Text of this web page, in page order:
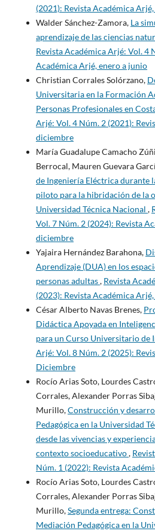
(2021): Revista Académica
Walder Sánchez-Zamora, La
aprendizaje de las ciencias
Revista Académica Arjé: Vol. 4
Académica Arjé, enero a junio
Christian Corrales Solórzano,
Universitaria en la Formación
Personas Profesionales en
Arjé: Vol. 4 Núm. 2 (2021):
diciembre
María Guadalupe Camacho
Berrocal, Mauren Guevara
de Ingeniería Eléctrica durante
piloto para la hibridación de la
Universidad Técnica Nacional ,
Vol. 7 Núm. 2 (2024): Revista
diciembre
Yajaira Hernández Barahona,
Aprendizaje (DUA) en los
personas adultas, Revista
(2023): Revista Académica
César Alberto Navas Brenes,
Didáctica Apoyada en
para un Curso Universitario de
Arjé: Vol. 8 Núm. 2 (2025):
Diciembre
Rocío Arias Soto, Lourdes
Corrales, Alexander Porras
Murillo,Construcción y
Pedagógica en la Universidad
desde las vivencias y
contexto socioeducativo,
Núm. 1 (2022): Revista
Rocío Arias Soto, Lourdes
Corrales, Alexander Porras
Murillo,Segunda entrega:
Mediación Pedagógica en la